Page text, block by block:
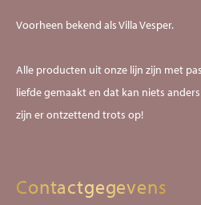
Voorheen bekend als Villa Vesper.
Alle producten uit onze lijn zijn met
liefde gemaakt en dat kan niets
zijn er ontzettend trots op!
Contactgegevens